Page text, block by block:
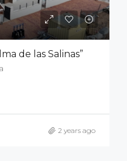
de las Salinas”
2 years ago